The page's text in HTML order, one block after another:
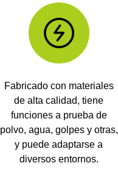
Fabricado con materiales
de alta calidad, tiene
funciones a prueba de
polvo, agua, golpes y otras,
y puede adaptarse a
diversos entornos.